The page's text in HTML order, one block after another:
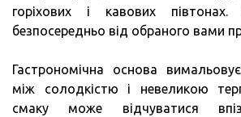
горіхових і кавових
безпосередньо від обраного вами
Гастрономічна основа
між солодкістю і невеликою
смаку може відчуватися